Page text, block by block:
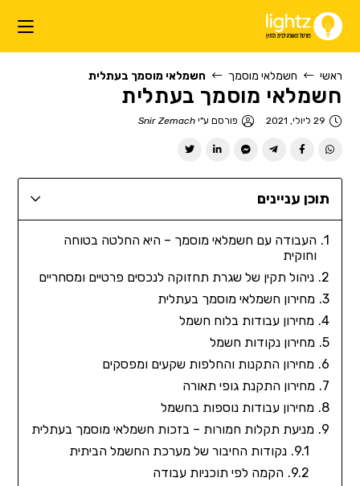
ראשי חשמלאי מוסמך חשמלאי מוסמך בעתלית
חשמלאי מוסמך בעתלית
29 ליולי, 2021 פורסם ע"יSnir Zemach
תוכן עניינים
העבודה עם חשמלאי מוסמך – היא החלטה בטוחה
וחוקית
ניהול תקין של שגרת תחזוקה לנכסים פרטיים ומסחריים
מחירון חשמלאי מוסמך בעתלית
מחירון עבודות בלוח חשמל
מחירון נקודות חשמל
מחירון התקנות והחלפות שקעים ומפסקים
מחירון התקנת גופי תאורה
מחירון עבודות נוספות בחשמל
מניעת תקלות חמורות – בזכות חשמלאי מוסמך בעתלית
נקודות החיבור של מערכת החשמל הביתית
הקמה לפי תוכניות עבודה